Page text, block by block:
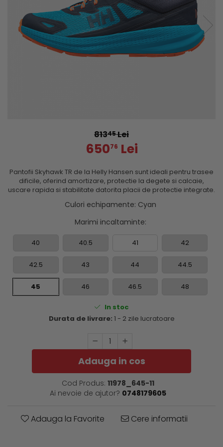
81345Lei
65076 Lei
Pantofii Skyhawk TR de la Helly Hansen sunt ideali pentru trasee
dificile, oferind amortizare, protectie la degete si calcaie,
uscare rapida si stabilitate datorita placii de protectie integrate.
Culori echipamente: Cyan
Marimi incaltaminte:
40 40.5 41 42
42.5 43 44 44.5
45 46 46.5 48
In stoc
Durata de livrare: 1 - 2 zile lucratoare
Adauga in cos
Cod Produs: 11978_645-11
Ai nevoie de ajutor? 0748179605
Adauga la Favorite Cere informatii